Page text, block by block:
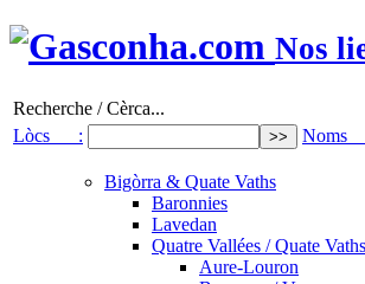
Nos
Recherche / Cèrca...
Lòcs :
Bigòrra & Quate Vaths
Baronnies
Lavedan
Quatre Vallées / Quate Vaths
Aure-Louron